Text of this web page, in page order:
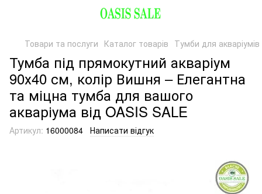
Товари та послуги Каталог товарів Тумби для акваріумів
Тумба під прямокутний акваріум
90х40 см, колір Вишня – Елегантна
та міцна тумба для вашого
акваріума від OASIS SALE
Артикул: 16000084 Написати відгук